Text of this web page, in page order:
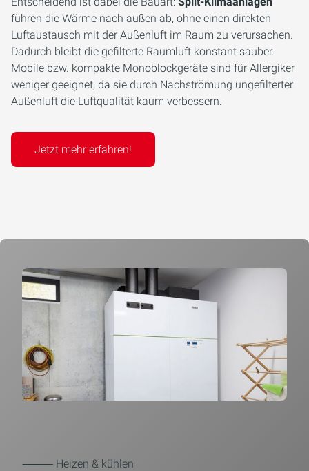
führen die Wärme nach außen ab, ohne einen direkten
Luftaustausch mit der Außenluft im Raum zu verursachen.
Dadurch bleibt die gefilterte Raumluft konstant sauber.
Mobile bzw. kompakte Monoblockgeräte sind für Allergiker
weniger geeignet, da sie durch Nachströmung ungefilterter
Außenluft die Luftqualität kaum verbessern.
Jetzt mehr erfahren!
⸻ Heizen & kühlen